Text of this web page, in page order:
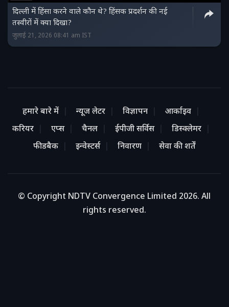
दिल्ली में हिंसा करने वाले कौन थे? हिंसक प्रदर्शन की नई
तस्वीरों में क्या दिखा?
जुलाई 21, 2026 08:41 am IST
हमारे बारे में न्यूज लेटर विज्ञापन
आर्काइव
करियर
एप्स चैनल ईपीजी सर्विस
डिस्क्लेमर
फीडबैक
इन्वेस्टर्स निवारण सेवा की शर्तें
© Copyright NDTV Convergence Limited 2026. All
rights reserved.